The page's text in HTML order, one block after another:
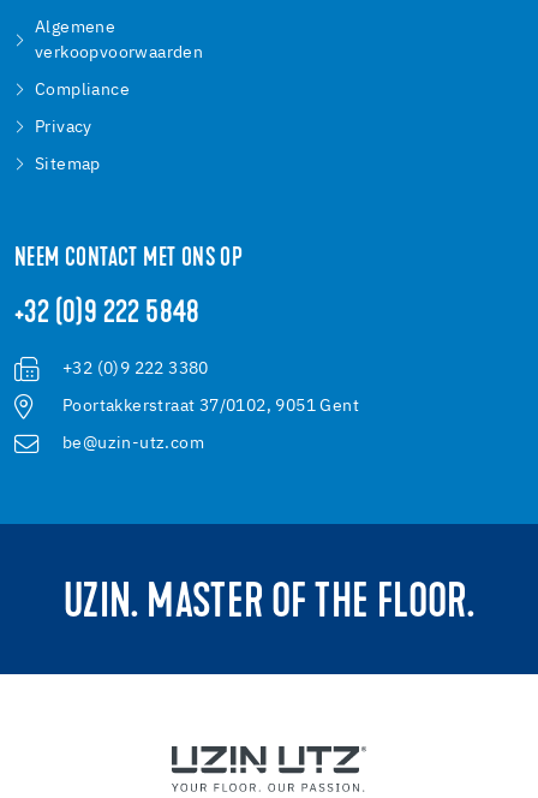
Algemene
verkoopvoorwaarden
Compliance
Privacy
Sitemap
NEEM CONTACT MET ONS OP
+32 (0)9 222 5848
+32 (0)9 222 3380
Poortakkerstraat 37/0102, 9051 Gent
be@uzin-utz.com
UZIN. MASTER OF THE FLOOR.